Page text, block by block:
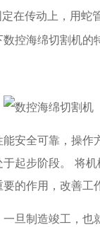
在传动上，用蛇
控海绵切割机的
全可靠，操作
起步阶段。 将
的作用，改善工
制造竣工，也